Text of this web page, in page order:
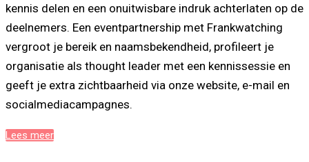
kennis delen en een onuitwisbare indruk achterlaten op de
deelnemers. Een eventpartnership met Frankwatching
vergroot je bereik en naamsbekendheid, profileert je
organisatie als thought leader met een kennissessie en
geeft je extra zichtbaarheid via onze website, e-mail en
socialmedia­campagnes.
Lees meer